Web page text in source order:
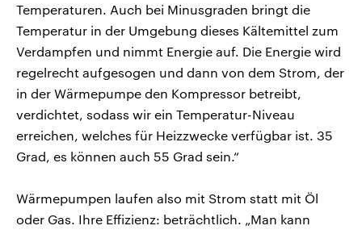
Temperaturen. Auch bei Minusgraden bringt die
Temperatur in der Umgebung dieses Kältemittel zum
Verdampfen und nimmt Energie auf. Die Energie wird
regelrecht aufgesogen und dann von dem Strom, der
in der Wärmepumpe den Kompressor betreibt,
verdichtet, sodass wir ein Temperatur-Niveau
erreichen, welches für Heizzwecke verfügbar ist. 35
Grad, es können auch 55 Grad sein.“
Wärmepumpen laufen also mit Strom statt mit Öl
oder Gas. Ihre Effizienz: beträchtlich. „Man kann